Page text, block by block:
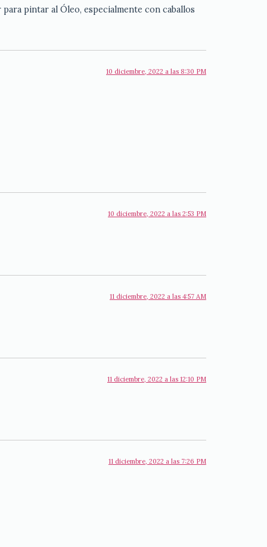
pintar al Óleo, especialmente con caballos
10 diciembre, 2022 a las 8:30 PM
10 diciembre, 2022 a las 2:53 PM
11 diciembre, 2022 a las 4:57 AM
11 diciembre, 2022 a las 12:10 PM
11 diciembre, 2022 a las 7:26 PM